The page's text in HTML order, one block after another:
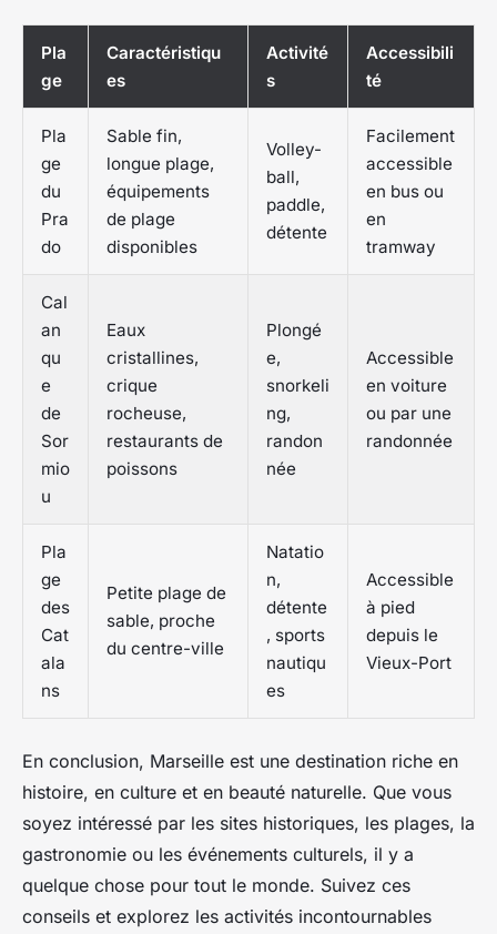
Pla
ge
Caractéristiqu
es
Activité
s
Accessibili
té
Pla
ge
du
Pra
do
Sable fin,
longue plage,
équipements
de plage
disponibles
Volley-
ball,
paddle,
détente
Facilement
accessible
en bus ou
en
tramway
Cal
an
qu
e
de
Sor
mio
u
Eaux
cristallines,
crique
rocheuse,
restaurants de
poissons
Plongé
e,
snorkeli
ng,
randon
née
Accessible
en voiture
ou par une
randonnée
Pla
ge
des
Cat
ala
ns
Petite plage de
sable, proche
du centre-ville
Natatio
n,
détente
, sports
nautiqu
es
Accessible
à pied
depuis le
Vieux-Port
En conclusion, Marseille est une destination riche en
histoire, en culture et en beauté naturelle. Que vous
soyez intéressé par les sites historiques, les plages, la
gastronomie ou les événements culturels, il y a
quelque chose pour tout le monde. Suivez ces
conseils et explorez les activités incontournables